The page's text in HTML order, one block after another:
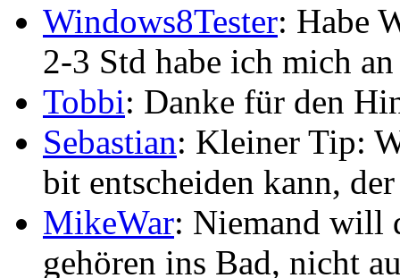
Windows8Tester: Habe
2-3 Std habe ich mich
Tobbi: Danke für den
Sebastian: Kleiner Tip:
bit entscheiden kann,
MikeWar: Niemand will
gehören ins Bad, nicht